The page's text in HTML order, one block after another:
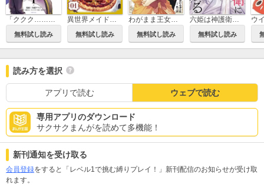
「ククク……。奴は四天王の中でも最弱」と解雇された俺、なぜか勇者と聖女の師匠になる
無料試し読み
異世界メイドの三ツ星グルメ 現代ごはん作ったら王宮で大バズリしました
無料試し読み
わがまま王女に仕えた万能執事、隣の帝国で最強の軍人に成り上がり無双する
無料試し読み
六姫は神護衛に恋をする ～最強の守護騎士、転生して魔法学園に行く～
無料試し読み
読み方を選択
アプリで読む ウェブで読む
専用アプリのダウンロード
サクサクまんがを読めて多機能！
新刊通知を受け取る
会員登録をすると「レベル1で挑む縛りプレイ！」新刊配信のお知らせが受け取
れます。